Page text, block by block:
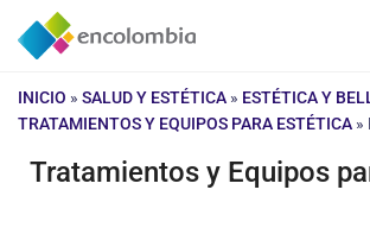
Saltar
INICIO » SALUD Y ESTÉTICA » ESTÉTICA Y
TRATAMIENTOS Y EQUIPOS PARA ESTÉTICA »
Tratamientos y Equipos